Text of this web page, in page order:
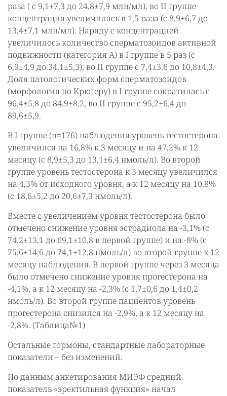
раза ( с 9,1±7,3 до 24,8±7,9 млн/мл), во II группе
концентрация увеличилась в 1,5 раза (с 8,9±6,7 до
13,4±7,1 млн/мл). Наряду с концентрацией
увеличилось количество сперматозоидов активной
подвижности (категория А) в I группе в 5 раз (с
6,9±4,9 до 34,1±5,3), во II группе с 7,4±3,6 до 10,8±4,3.
Доля патологических форм сперматозоидов
(морфология по Крюгеру) в I группе сократилась с
96,4±5,8 до 84,9±8,2, во II группе с 95,2±6,4 до
89,6±5,9.
В I группе (n=176) наблюдения уровень тестостерона
увеличился на 16,8% к 3 месяцу и на 47,2% к 12
месяцу (с 8,9±5,3 до 13,1±6,4 нмоль/л). Во второй
группе уровень тестостерона к 3 месяцу увеличился
на 4,3% от исходного уровня, а к 12 месяцу на 10,8%
(с 18,6±5,2 до 20,6±7,3 нмоль/л).
Вместе с увеличением уровня тестостерона было
отмечено снижение уровня эстрадиола на -3,1% (с
74,2±13,1 до 69,1±10,8 в первой группе) и на -8% (с
75,6±14,6 до 74,1±12,8 пмоль/л) во второй группе к 12
месяцу наблюдения. В первой группе через 3 месяца
было отмечено снижение уровня прогестерона на
-4,1%, а к 12 месяцу на -2,3% (с 1,7±0,6 до 1,4±0,2
нмоль/л). Во второй группе пациентов уровень
прогестерона снизился на -2,9%, а к 12 месяцу на
-2,8%. (Таблица№1)
Остальные гормоны, стандартные лабораторные
показатели – без изменений.
По данным анкетирования МИЭФ средний
показатель «эректильная функция» начал